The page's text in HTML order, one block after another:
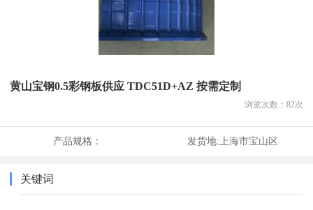
黄山宝钢0.5彩钢板供应 TDC51D+AZ 按需定制
浏览次数： 82次
产品规格： 发货地: 上海市宝山区
关键词